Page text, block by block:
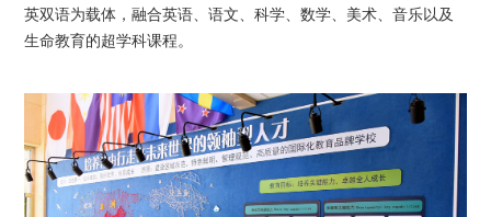
英双语为载体，融合英语、语文、科学、数学、美术、音乐以及
生命教育的超学科课程。